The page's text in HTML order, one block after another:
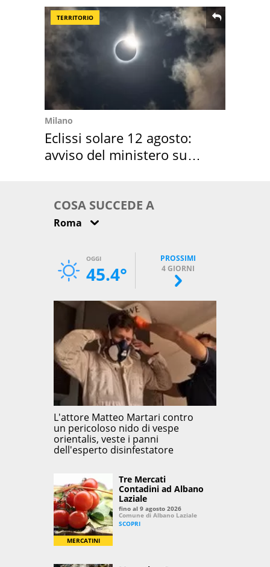
TERRITORIO
Milano
Eclissi solare 12 agosto:
avviso del ministero su